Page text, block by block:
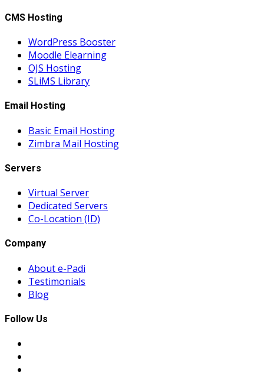
CMS Hosting
WordPress Booster
Moodle Elearning
OJS Hosting
SLiMS Library
Email Hosting
Basic Email Hosting
Zimbra Mail Hosting
Servers
Virtual Server
Dedicated Servers
Co-Location (ID)
Company
About e-Padi
Testimonials
Blog
Follow Us